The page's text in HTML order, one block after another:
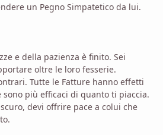
un Pegno Simpatetico da lui.
e della pazienza è finito. Sei
oltre le loro fesserie.
Tutte le Fatture hanno effetti
più efficaci di quanto ti piaccia.
devi offrire pace a colui che